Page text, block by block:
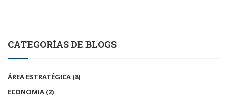
CATEGORÍAS DE BLOGS
ÁREA ESTRATÉGICA (8)
ECONOMIA (2)